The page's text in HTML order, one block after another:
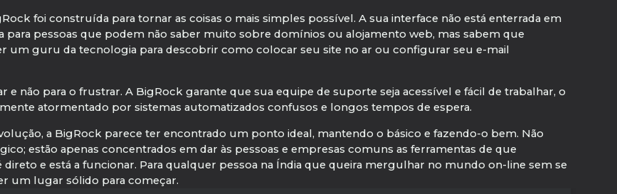
foi construída para tornar as coisas o mais simples possível. A sua interface não está enterrada em
pessoas que podem não saber muito sobre domínios ou alojamento web, mas sabem que
um guru da tecnologia para descobrir como colocar seu site no ar ou configurar seu e-mail
e não para o frustrar. A BigRock garante que sua equipe de suporte seja acessível e fácil de trabalhar, o
atormentado por sistemas automatizados confusos e longos tempos de espera.
a BigRock parece ter encontrado um ponto ideal, mantendo o básico e fazendo-o bem. Não
estão apenas concentrados em dar às pessoas e empresas comuns as ferramentas de que
direto e está a funcionar. Para qualquer pessoa na Índia que queira mergulhar no mundo on-line sem se
um lugar sólido para começar.